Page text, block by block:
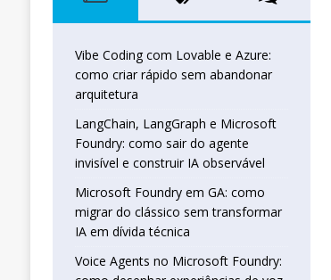
técnica
INTELIGÊNCIA
[ 27 de fevereiro de 2026 ]
real sem criar uma URA com
que jogar tudo para um LLM
[ 25 de abril de 2026 ]
Vibe Coding com Lovable e Azure:
como criar rápido sem abandonar
arquitetura
LangChain, LangGraph e Microsoft
Foundry: como sair do agente
invisível e construir IA observável
Microsoft Foundry em GA: como
migrar do clássico sem transformar
IA em dívida técnica
Voice Agents no Microsoft Foundry: